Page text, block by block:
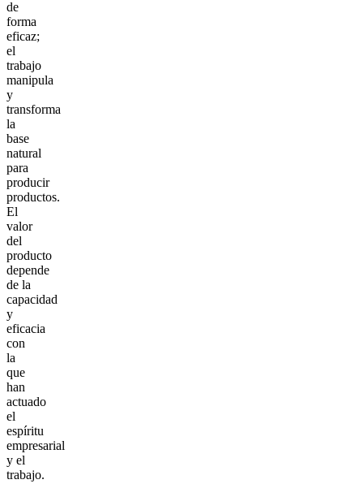
de
forma
eficaz;
el
trabajo
manipula
y
transforma
la
base
natural
para
producir
productos.
El
valor
del
producto
depende
de la
capacidad
y
eficacia
con
la
que
han
actuado
el
espíritu
empresarial
y el
trabajo.